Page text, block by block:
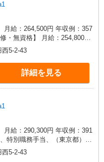
月給：264,500円 年収例：357
住
手当（月平均2回分）、夜勤手
、毎月平均的に支払われる手
住支援特別手当は勤続5年目
円支給（再入社は除く） ◎
分〜）
5-2-43
詳細を見る
月給：290,300円 年収例：391
きがい向上手当、日祝手当
勤手当（月平均4回分）等、
5-2-43